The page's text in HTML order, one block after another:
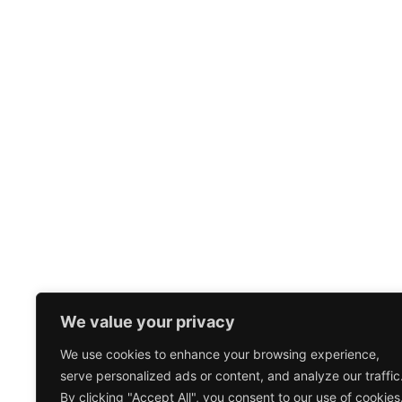
We value your privacy
We use cookies to enhance your browsing experience,
serve personalized ads or content, and analyze our
By clicking "Accept All", you consent to our use of